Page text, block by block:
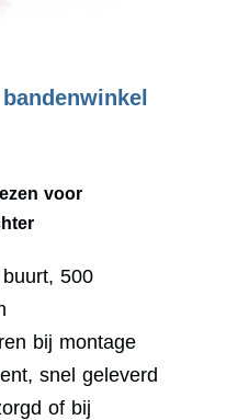
voor
500
bij montage
snel geleverd
of bij